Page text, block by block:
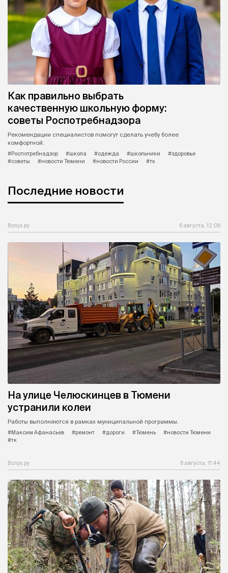
Как правильно выбрать
качественную школьную форму:
советы Роспотребнадзора
Рекомендации специалистов помогут сделать учебу более
комфортной.
#Роспотребнадзор
#школа #одежда #школьники
#здоровье
#советы
#новости Тюмени #новости России #тк
Последние новости
Вслух.ру 6 августа, 12:06
На улице Челюскинцев в Тюмени
устранили колеи
Работы выполняются в рамках муниципальной программы.
#Максим Афанасьев
#ремонт #дороги #Тюмень
#новости Тюмени
#тк
Вслух.ру 6 августа, 11:44